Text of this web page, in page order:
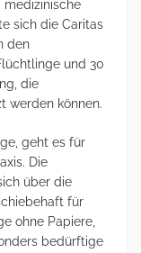
medizinische
sich die Caritas
den
und 30
die
werden können.
geht es für
Die
über die
für
ohne Papiere,
bedürftige